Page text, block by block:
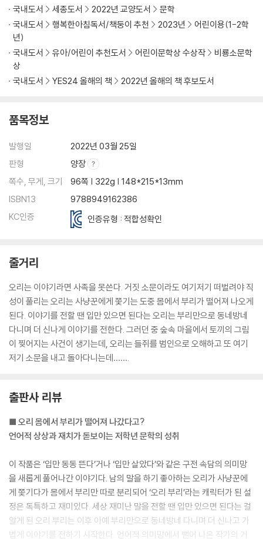
국내도서
세종도서 2022년 교양도서
문학
국내도서
행복한아침독서/책둥이 추천 2023년
어린이용(1-2학
년)
국내도서
유아/어린이 추천도서 어린이문학상 수상작
비룡소문학
상
국내도서
YES24 올해의 책 2022년 올해의 책 후보도서
품목정보
발행일
2022년 03월 25일
판형
양장
쪽수, 무게, 크기
96쪽 | 322g | 148*215*13mm
ISBN13
9788949162386
KC인증
인증유형 : 적합성확인
줄거리
오리는 이야기라면 사족을 못쓴다. 거짓 소문이라도 여기저기 떠벌려야 직
성이 풀리는 오리는 사냥꾼에게 쫓기는 도중 몸에서 부리가 떨어져 나오게
된다. 이야기를 전할 땐 입만 있으면 된다는 오리는 부리만으로 동네방네
다니며 더 신나게 이야기를 전한다. 그러던 중 숲속 마을에서 토끼의 그림
이 찢어지는 사건이 생기는데, 오리는 들쥐를 범인으로 오해하고 또 여기
저기 소문을 내고 돌아다니는데…….
출판사 리뷰
■ 오리 몸에서 부리가 떨어져 나갔다고?
언어적 상상과 재치가 돋보이는 저학년 문학의 성취
이 작품은 ‘입만 동동 뜬다’거나 ‘입만 살았다’와 같은 구전 속담의 의미망
을 새롭게 풀어나간 이야기다. 남의 말을 하기 좋아하는 오리가 사냥꾼에
게 쫓기다가 몸에서 부리만 따로 분리되어 ‘오리 부리’라는 캐릭터가 된 설
정은 독특하고 재미있다. 세상 재미난 말을 전할 땐 입만 있으면 된다는 걸
알게 된 오리 부리는 이후 아예 부리만으로 동네방네 다니며 더 신나고 가
볍게 이야기를 전하기 시작한다. 언어적 의미망에서 뻗어 나온 작가의 거